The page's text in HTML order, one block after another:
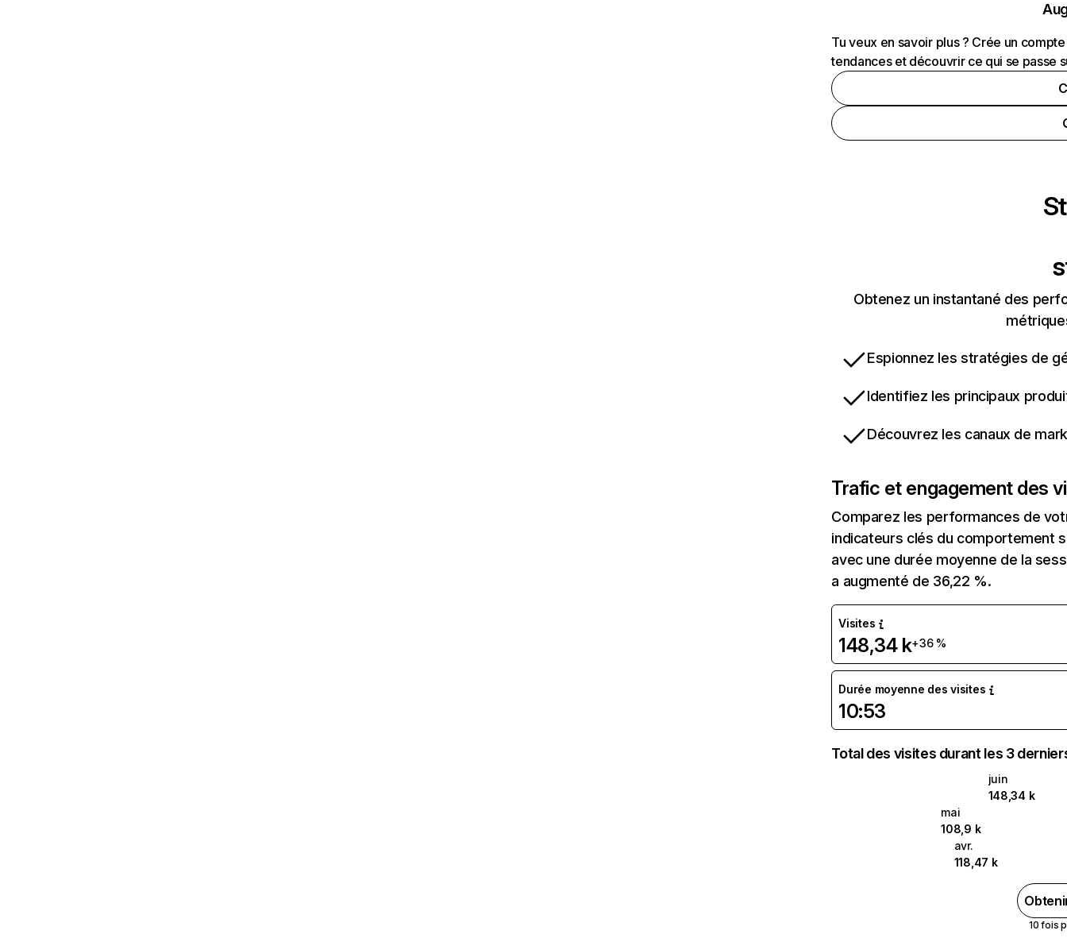
Tu veux en savoir plus ? Crée un
tendances et découvrir ce qui se passe
Obtenez un instantané des
Espionnez les stratégies de
Identifiez les principaux
Découvrez les canaux de
Trafic et engagement des
Comparez les performances de
indicateurs clés du comportement
avec une durée moyenne de la
a augmenté de 36,22 %.
Visites
148,34 k+36 %
Durée moyenne des visites
10:53
Total des visites durant les 3
juin
148,34 k
mai
108,9 k
avr.
118,47 k
10 fois